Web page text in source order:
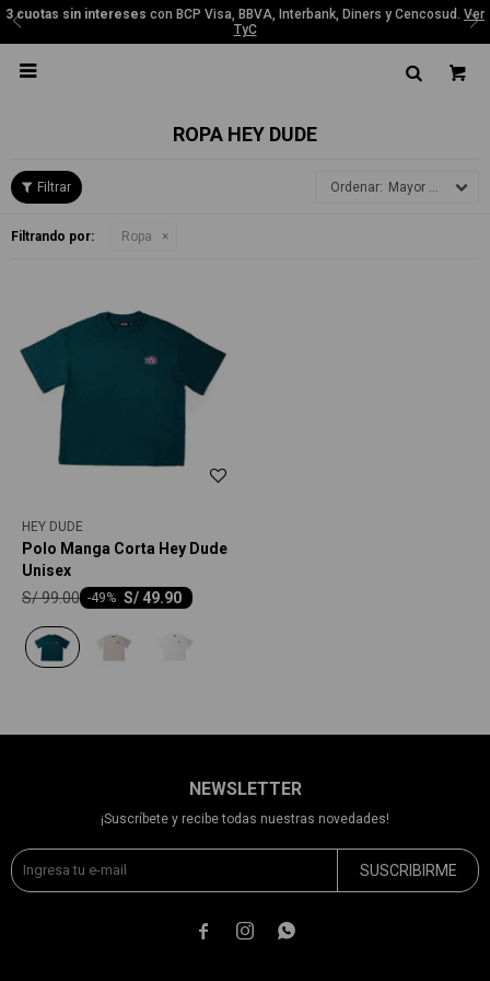
3 cuotas sin intereses con BCP Visa, BBVA, Interbank, Diners y Cencosud. Ver
TyC

ROPA HEY DUDE
Mayor precio
Filtrando por: Ropa
HEY DUDE
Polo Manga Corta Hey Dude
Unisex
S/ 49.90
-49
S/99.00
NEWSLETTER
¡Suscríbete y recibe todas nuestras novedades!
SUSCRIBIRME
  